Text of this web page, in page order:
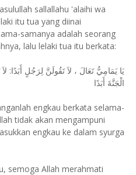
sallallahu 'alaihi wa
itu tua yang diinai
samanya adalah seorang
lalu lelaki tua itu berkata:
يَا يَمَامِيُّ تَعَالَ ، لاَ تَقُولَنَّ لِرَجُلٍ أَبَدًا:
الْجَنَّةَ أَبَدًا
engkau berkata selama-
tidak akan mengampuni
engkau ke dalam syurga
semoga Allah merahmati